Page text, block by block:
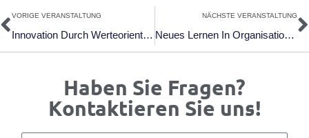
Zurück
VORIGE VERANSTALTUNG
Innovation Durch Werteorientierung
NÄCHSTE VERANSTALTUNG
Neues Lernen In Organisationen
Haben Sie Fragen?
Kontaktieren Sie uns!